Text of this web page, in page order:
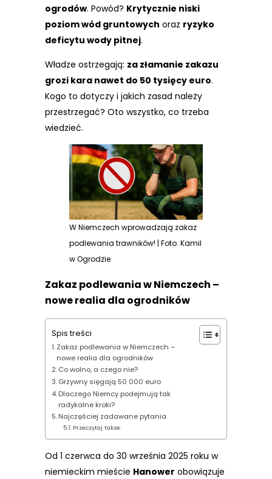
ogrodów. Powód? Krytycznie niski
poziom wód gruntowych oraz ryzyko
deficytu wody pitnej.
Władze ostrzegają: za złamanie zakazu
grozi kara nawet do 50 tysięcy euro.
Kogo to dotyczy i jakich zasad należy
przestrzegać? Oto wszystko, co trzeba
wiedzieć.
W Niemczech wprowadzają zakaz
podlewania trawników! | Foto. Kamil
w Ogrodzie
Zakaz podlewania w Niemczech –
nowe realia dla ogrodników
Spis treści
Zakaz podlewania w Niemczech –
nowe realia dla ogrodników
Co wolno, a czego nie?
Grzywny sięgają 50 000 euro
Dlaczego Niemcy podejmują tak
radykalne kroki?
Najczęściej zadawane pytania
Przeczytaj także:
Od 1 czerwca do 30 września 2025 roku w
niemieckim mieście Hanower obowiązuje